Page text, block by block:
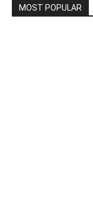
MOST POPULAR